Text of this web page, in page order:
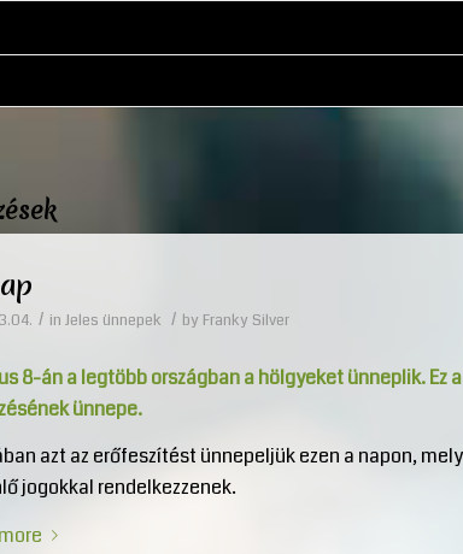
/ in Jeles ünnepek / by Franky Silver
8-án a legtöbb országban a hölgyeket ünneplik.
ünnepe.
azt az erőfeszítést ünnepeljük ezen a napon,
jogokkal rendelkezzenek.